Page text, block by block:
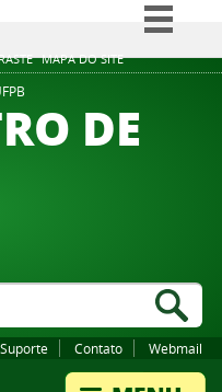
MAPA DO SITE
Simplifique!
ParticipeDE
Suporte Contato Webmail